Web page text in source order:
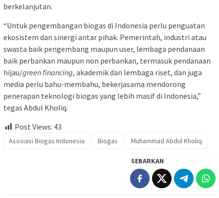
berkelanjutan.
“Untuk pengembangan biogas di Indonesia perlu penguatan
ekosistem dan sinergi antar pihak. Pemerintah, industri atau
swasta baik pengembang maupun user, lembaga pendanaan
baik perbankan maupun non perbankan, termasuk pendanaan
hijau/green financing, akademik dan lembaga riset, dan juga
media perlu bahu-membahu, bekerjasama mendorong
penerapan teknologi biogas yang lebih masif di Indonesia,”
tegas Abdul Kholiq.
Post Views: 43
Asosiasi Biogas Indonesia Biogas Muhammad Abdul Kholiq
SEBARKAN